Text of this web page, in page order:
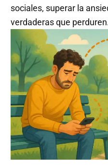
sociales, superar la
verdaderas que